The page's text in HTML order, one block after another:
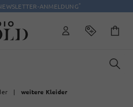
ANMELDUNG*
| weitere Kleider